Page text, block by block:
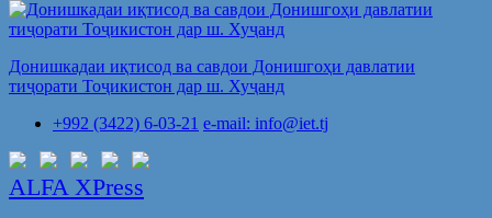
Донишкадаи иқтисод ва савдои Донишгоҳи давлатии
тиҷорати Тоҷикистон дар ш. Хуҷанд
+992 (3422) 6-03-21 e-mail: info@iet.tj
ALFA XPress